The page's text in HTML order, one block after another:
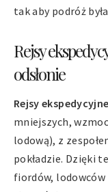
tak aby podróż
Rejsy
odsłonie
Rejsy ekspedycyjne
mniejszych,
lodową), z
pokładzie. Dzięki
fiordów, lodowców